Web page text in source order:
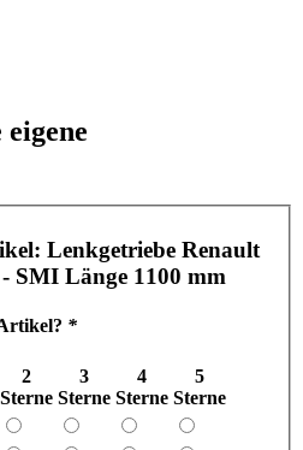
Lenkgetriebe Renault
SMI Länge 1100 mm
*
2
Sterne
3
Sterne
4
Sterne
5
Sterne